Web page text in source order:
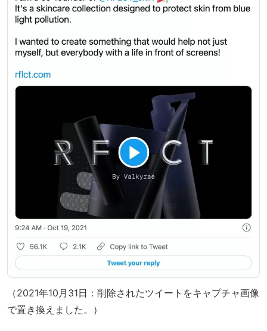
（2021年10月31日：削除されたツイートをキャプチャ画像
で置き換えました。）